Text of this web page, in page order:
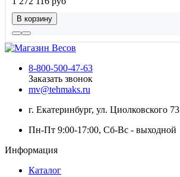
В корзину
8-800-500-47-63
Заказать звонок
mv@tehmaks.ru
г. Екатеринбург, ул. Циолковского 73
Пн-Пт 9:00-17:00, Сб-Вс - выходной
Информация
Каталог